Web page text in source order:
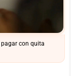
con quita